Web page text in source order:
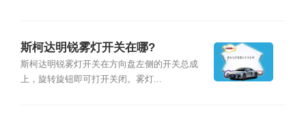
斯柯达明锐雾灯开关在哪?
斯柯达明锐雾灯开关在方向盘左侧的开关总成
上，旋转旋钮即可打开关闭。雾灯...